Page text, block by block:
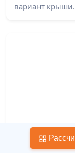
вариант крыши.